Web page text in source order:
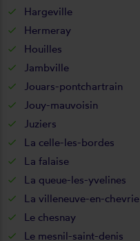
Hargeville
Hermeray
Houilles
Jambville
Jouars-pontchartrain
Jouy-mauvoisin
Juziers
La celle-les-bordes
La falaise
La queue-les-yvelines
La villeneuve-en-chevrie
Le chesnay
Le mesnil-saint-denis